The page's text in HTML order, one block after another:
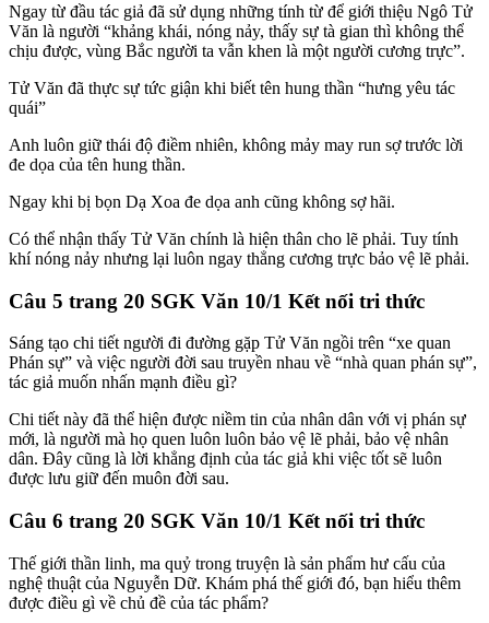
Ngay từ đầu tác giả đã sử dụng những tính từ để giới thiệu Ngô Tử
Văn là người “khảng khái, nóng nảy, thấy sự tà gian thì không thể
chịu được, vùng Bắc người ta vẫn khen là một người cương trực”.
Tử Văn đã thực sự tức giận khi biết tên hung thần “hưng yêu tác
quái”
Anh luôn giữ thái độ điềm nhiên, không mảy may run sợ trước lời
đe dọa của tên hung thần.
Ngay khi bị bọn Dạ Xoa đe dọa anh cũng không sợ hãi.
Có thể nhận thấy Tử Văn chính là hiện thân cho lẽ phải. Tuy tính
khí nóng nảy nhưng lại luôn ngay thẳng cương trực bảo vệ lẽ phải.
Câu 5 trang 20 SGK Văn 10/1 Kết nối tri thức
Sáng tạo chi tiết người đi đường gặp Tử Văn ngồi trên “xe quan
Phán sự” và việc người đời sau truyền nhau về “nhà quan phán sự”,
tác giả muốn nhấn mạnh điều gì?
Chi tiết này đã thể hiện được niềm tin của nhân dân với vị phán sự
mới, là người mà họ quen luôn luôn bảo vệ lẽ phải, bảo vệ nhân
dân. Đây cũng là lời khẳng định của tác giả khi việc tốt sẽ luôn
được lưu giữ đến muôn đời sau.
Câu 6 trang 20 SGK Văn 10/1 Kết nối tri thức
Thế giới thần linh, ma quỷ trong truyện là sản phẩm hư cấu của
nghệ thuật của Nguyễn Dữ. Khám phá thế giới đó, bạn hiểu thêm
được điều gì về chủ đề của tác phẩm?